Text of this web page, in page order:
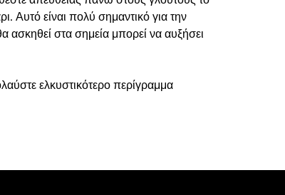
Αυτό είναι πολύ σημαντικό για την
ασκηθεί στα σημεία μπορεί να αυξήσει
ελκυστικότερο περίγραμμα